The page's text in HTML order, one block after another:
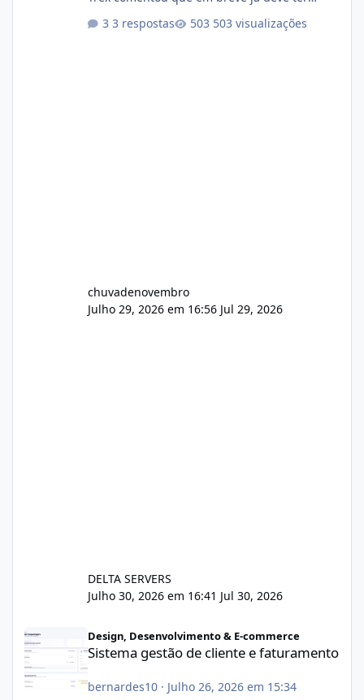
3 respostas 503 visualizações
chuvadenovembro
Julho 29, 2026 em 16:56 Jul 29, 2026
DELTA SERVERS
Julho 30, 2026 em 16:41 Jul 30, 2026
Design, Desenvolvimento & E-commerce
Sistema gestão de cliente e faturamento
bernardes10· Julho 26, 2026 em 15:34